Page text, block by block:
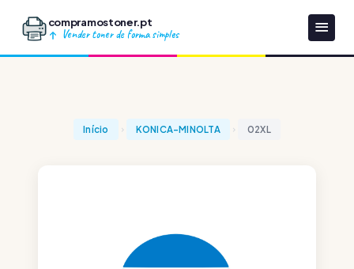
compramostoner.pt
Vender toner de forma simples
Início KONICA-MINOLTA 02XL